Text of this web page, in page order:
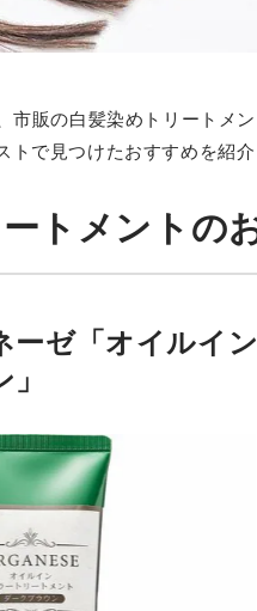
市販の白髪染めトリートメ
トで見つけたおすすめを紹介
トメントの
ーゼ「オイルイ